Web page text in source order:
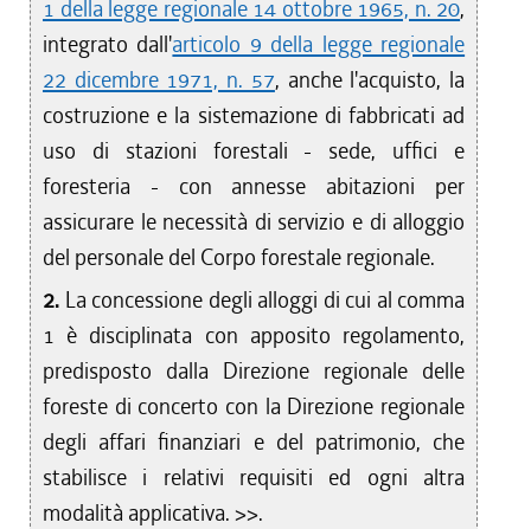
1 della legge regionale 14 ottobre 1965, n. 20,
integrato dall'articolo 9 della legge regionale
22 dicembre 1971, n. 57, anche l'acquisto, la
costruzione e la sistemazione di fabbricati ad
uso di stazioni forestali - sede, uffici e
foresteria - con annesse abitazioni per
assicurare le necessità di servizio e di alloggio
del personale del Corpo forestale regionale.
2. La concessione degli alloggi di cui al comma
1 è disciplinata con apposito regolamento,
predisposto dalla Direzione regionale delle
foreste di concerto con la Direzione regionale
degli affari finanziari e del patrimonio, che
stabilisce i relativi requisiti ed ogni altra
modalità applicativa. >>.